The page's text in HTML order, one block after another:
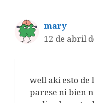
mary
12 de abril
well aki esto de
parese ni bien